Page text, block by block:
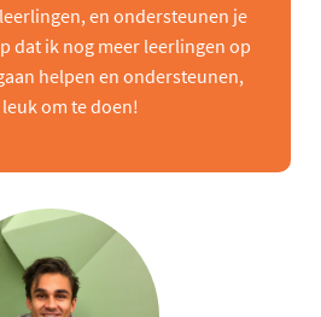
en ondersteunen je
dat ik nog meer leerlingen op
helpen en ondersteunen,
om te doen!